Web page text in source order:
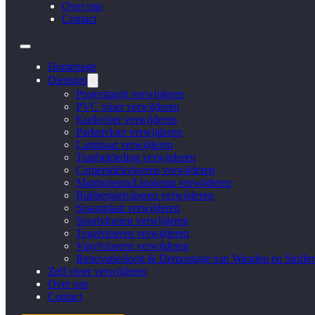
Over ons
Contact
Homepage
Diensten
Projecttapijt verwijderen
PVC vloer verwijderen
Kurkvloer verwijderen
Parketvloer verwijderen
Laminaat verwijderen
Trapbekleding verwijderen
Cementdekvloeren verwijderen
Marmoleum/Linoleum verwijderen
Rubbergietvloeren verwijderen
Spaanplaat verwijderen
Sportvloeren verwijderen
Tegelvloeren verwijderen
Vinylvloeren verwijderen
Renovatiesloop & Demontage van Wanden en
Zelf vloer verwijderen
Over ons
Contact